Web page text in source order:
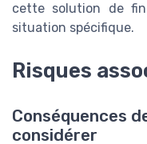
cette solution de
situation spécifique.
Risques
Conséquences
considérer